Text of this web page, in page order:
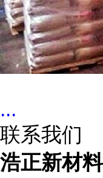
...
联系我们
浩正新材